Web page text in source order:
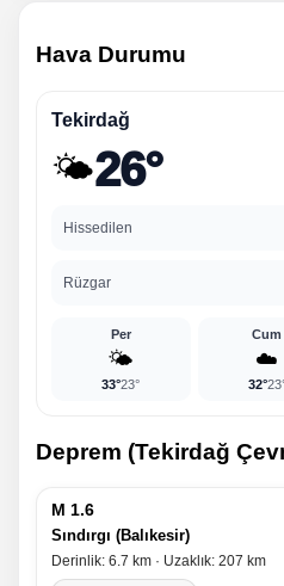
Hava Durumu
Tekirdağ
🌤️26°
Hissedilen
Rüzgar
Per
🌤️
33°23°
Cum
☁️
32°
Deprem (Tekirdağ
M 1.6
Sındırgı (Balıkesir)
Derinlik: 6.7 km · Uzaklık: 207 km